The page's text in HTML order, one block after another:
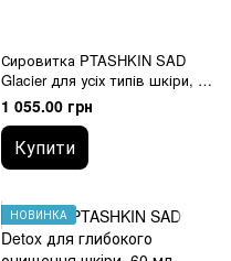
Сировитка PTASHKIN SAD
Glacier для усіх типів шкіри, 35
мл
1 055.00 грн
Купити
НОВИНКА